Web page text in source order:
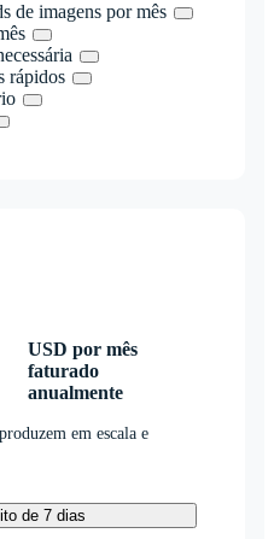
de imagens por mês
rápidos
USD por mês
faturado
anualmente
em escala e
de 7 dias